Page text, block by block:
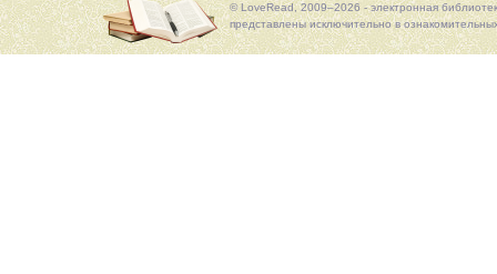
© LoveRead, 2009–2026 - электронная
представлены исключительно в